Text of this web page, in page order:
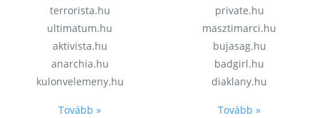
terrorista.hu
ultimatum.hu
aktivista.hu
anarchia.hu
kulonvelemeny.hu
Tovább »
private.hu
masztimarci.hu
bujasag.hu
badgirl.hu
diaklany.hu
Tovább »